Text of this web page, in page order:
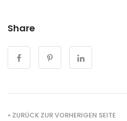
Share
« ZURÜCK ZUR VORHERIGEN SEITE